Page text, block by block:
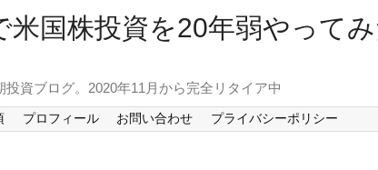
国株投資を20年弱やって
資ブログ。2020年11月から完全リタイア中
プロフィール お問い合わせ プライバシーポリシー